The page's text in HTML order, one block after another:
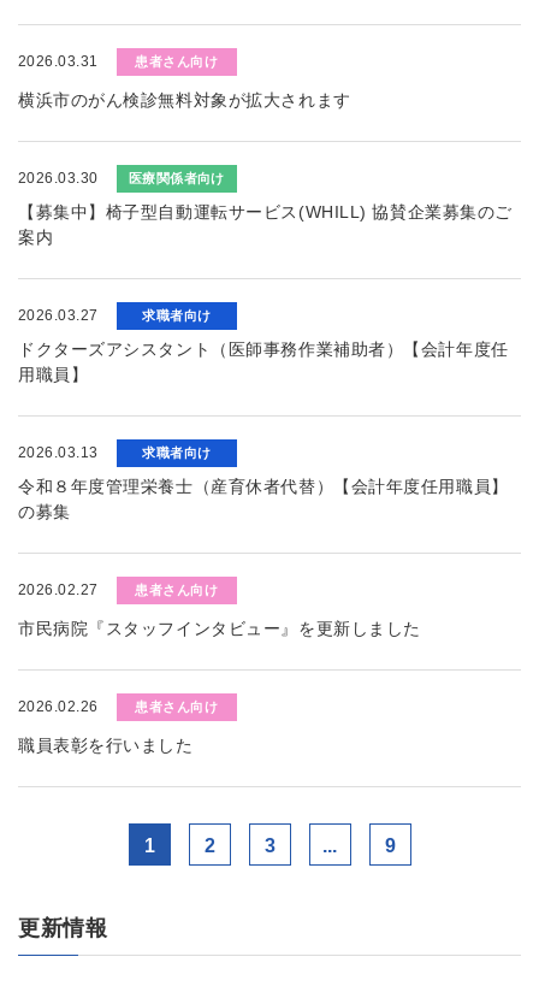
2026.03.31 患者さん向け
横浜市のがん検診無料対象が拡大されます
2026.03.30 医療関係者向け
【募集中】椅子型自動運転サービス(WHILL) 協賛企業募集のご
案内
2026.03.27 求職者向け
ドクターズアシスタント（医師事務作業補助者）【会計年度任
用職員】
2026.03.13 求職者向け
令和８年度管理栄養士（産育休者代替）【会計年度任用職員】
の募集
2026.02.27 患者さん向け
市民病院『スタッフインタビュー』を更新しました
2026.02.26 患者さん向け
職員表彰を行いました
1 2 3 ... 9
更新情報